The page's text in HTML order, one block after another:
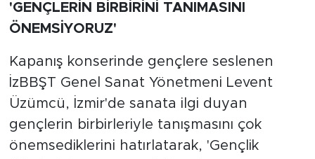
'GENÇLERİN BİRBİRİNİ TANIMASINI
ÖNEMSİYORUZ'
Kapanış konserinde gençlere seslenen
İzBBŞT Genel Sanat Yönetmeni Levent
Üzümcü, İzmir'de sanata ilgi duyan
gençlerin birbirleriyle tanışmasını çok
önemsediklerini hatırlatarak, 'Gençlik